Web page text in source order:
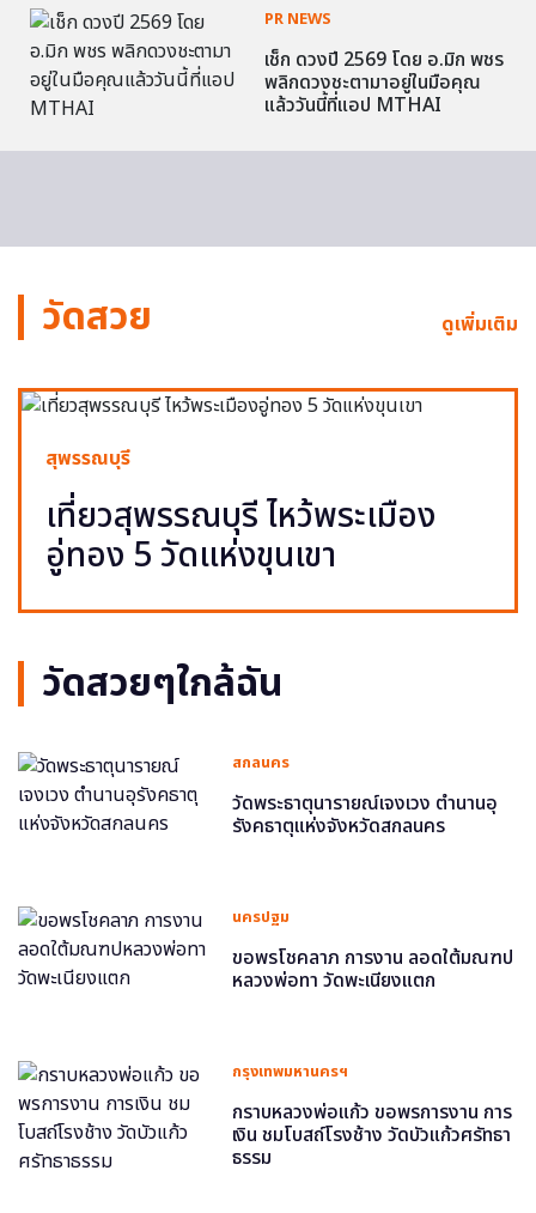
PR NEWS
เช็ก ดวงปี 2569 โดย อ.มิก พชร
พลิกดวงชะตามาอยู่ในมือคุณ
แล้ววันนี้ที่แอป MTHAI
วัดสวย ดูเพิ่มเติม
สุพรรณบุรี
เที่ยวสุพรรณบุรี ไหว้พระเมือง
อู่ทอง 5 วัดแห่งขุนเขา
วัดสวยๆใกล้ฉัน
สกลนคร
วัดพระธาตุนารายณ์เจงเวง ตำนานอุ
รังคธาตุแห่งจังหวัดสกลนคร
นครปฐม
ขอพรโชคลาภ การงาน ลอดใต้มณฑป
หลวงพ่อทา วัดพะเนียงแตก
กรุงเทพมหานครฯ
กราบหลวงพ่อแก้ว ขอพรการงาน การ
เงิน ชมโบสถ์โรงช้าง วัดบัวแก้วศรัทธา
ธรรม